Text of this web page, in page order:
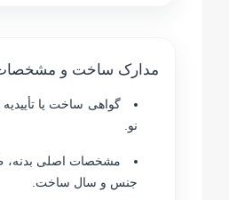
مدارک ساخت و
گواهی ساخت یا
نو.
مشخصات اصلی بدنه،
جنس و سال ساخت.